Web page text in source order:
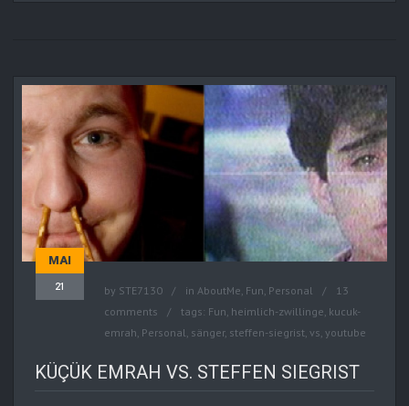
MAI
21 by STE7130 in AboutMe Fun Personal
13
comments
tags: Fun heimlich-zwillinge kucuk-
emrah Personal sänger, steffen-siegrist vs youtube
KÜÇÜK EMRAH VS. STEFFEN SIEGRIST